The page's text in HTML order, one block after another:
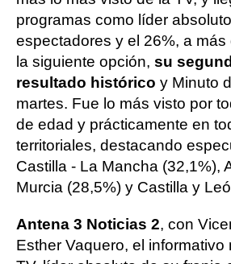
programas como líder
espectadores y el 26%, a
la siguiente opción, su
resultado histórico y Minuto
martes. Fue lo más visto por
de edad y prácticamente en
territoriales, destacando
Castilla - La Mancha (32,1%),
Murcia (28,5%) y Castilla y
Antena 3 Noticias 2, con
Esther Vaquero, el informativo